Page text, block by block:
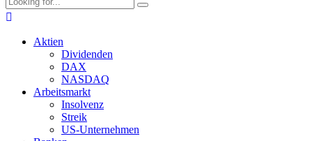
Aktien
Dividenden
DAX
NASDAQ
Arbeitsmarkt
Insolvenz
Streik
US-Unternehmen